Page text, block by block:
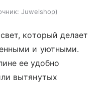
Juwelshop
который делает
и уютными.
ее удобно
вытянутых